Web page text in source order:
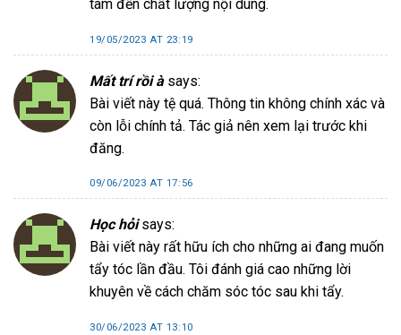
tâm đến chất lượng nội dung.
19/05/2023 AT 23:19
Mất trí rồi à says:
Bài viết này tệ quá. Thông tin không chính xác và
còn lỗi chính tả. Tác giả nên xem lại trước khi
đăng.
09/06/2023 AT 17:56
Học hỏi says:
Bài viết này rất hữu ích cho những ai đang muốn
tẩy tóc lần đầu. Tôi đánh giá cao những lời
khuyên về cách chăm sóc tóc sau khi tẩy.
30/06/2023 AT 13:10